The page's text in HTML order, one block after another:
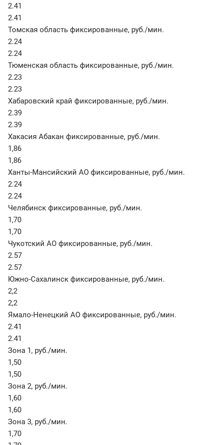
2.41
2.41
Томская область фиксированные, руб./мин.
2.24
2.24
Тюменская область фиксированные, руб./мин.
2.23
2.23
Хабаровский край фиксированные, руб./мин.
2.39
2.39
Хакасия Абакан фиксированные, руб./мин.
1,86
1,86
Ханты-Мансийский АО фиксированные, руб./мин.
2.24
2.24
Челябинск фиксированные, руб./мин.
1,70
1,70
Чукотский АО фиксированные, руб./мин.
2.57
2.57
Южно-Сахалинск фиксированные, руб./мин.
2,2
2,2
Ямало-Ненецкий АО фиксированные, руб./мин.
2.41
2.41
Зона 1, руб./мин.
1,50
1,50
Зона 2, руб./мин.
1,60
1,60
Зона 3, руб./мин.
1,70